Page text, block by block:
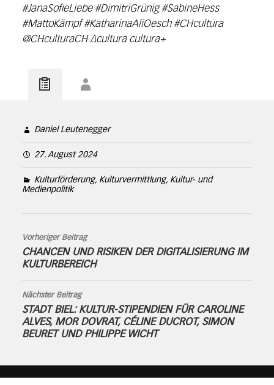
#JanaSofieLiebe #DimitriGrünig #SabineHess
#MattoKämpf #KatharinaAliOesch #CHcultura
@CHculturaCH ∆cultura cultura+
Daniel Leutenegger
27. August 2024
Kulturförderung, Kulturvermittlung, Kultur- und
Medienpolitik
Vorheriger Beitrag
CHANCEN UND RISIKEN DER DIGITALISIERUNG IM
KULTURBEREICH
Nächster Beitrag
STADT BIEL: KULTUR-STIPENDIEN FÜR CAROLINE
ALVES, MOR DOVRAT, CÉLINE DUCROT, SIMON
BEURET UND PHILIPPE WICHT